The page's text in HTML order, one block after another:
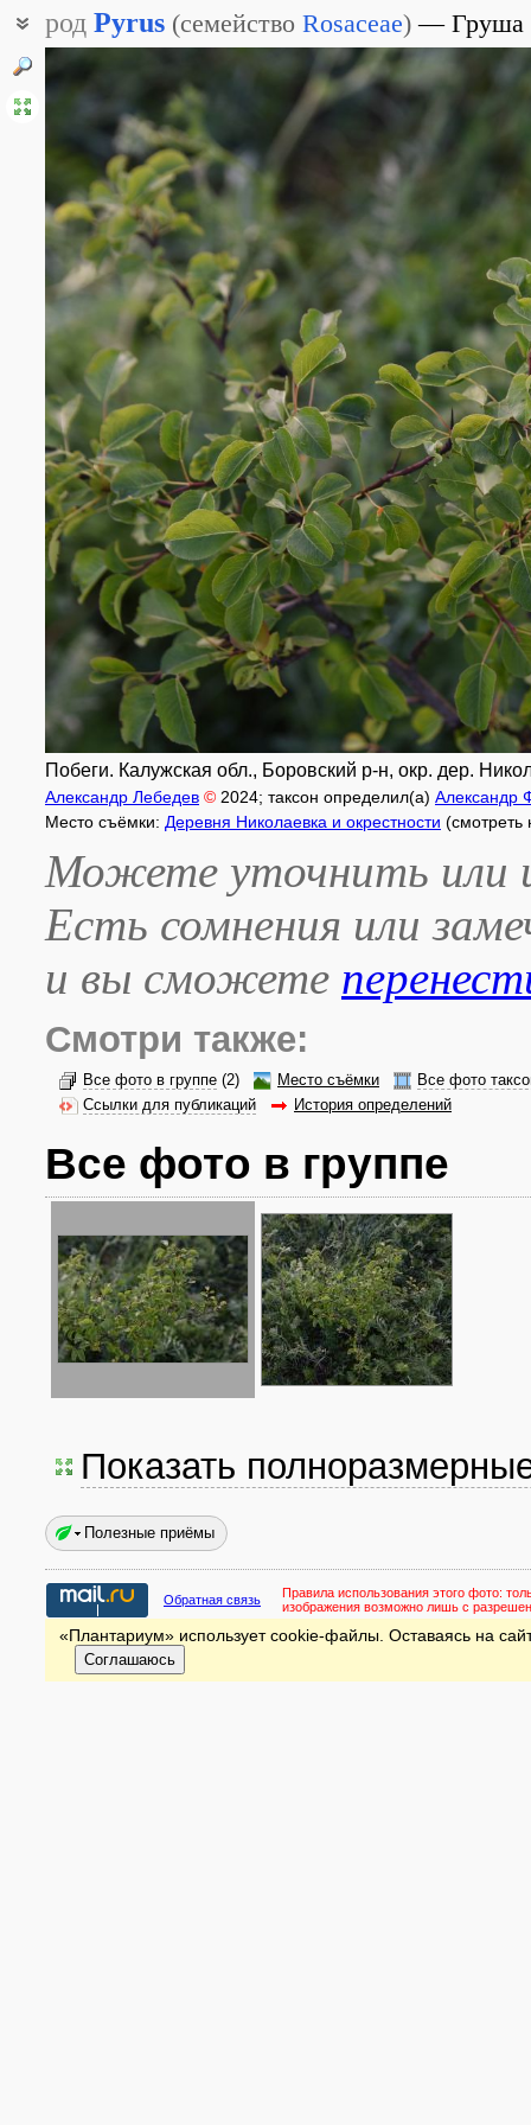
род Pyrus (семейство Rosaceae) Груша
Побеги. Калужская обл., Боровский р-н, окр. дер.
Александр Лебедев © 2024; таксон определил(а) Александр
Место съёмки: Деревня Николаевка и окрестности (смотреть
Можете уточнить или
Есть сомнения или
и вы сможете
Смотри также:
Все фото в группе (2) Место съёмки
Все фото
Ссылки для публикаций
История определений
Все фото в группе
Показать
Полезные приёмы
Обратная связь Правила использования этого фото:
изображения возможно лишь с
«Плантариум» использует cookie-файлы. Оставаясь на
Соглашаюсь